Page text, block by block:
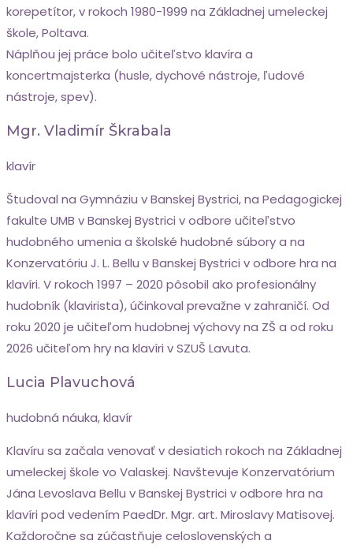
korepetítor, v rokoch 1980-1999 na Základnej umeleckej
škole, Poltava.
Náplňou jej práce bolo učiteľstvo klavíra a
koncertmajsterka (husle, dychové nástroje, ľudové
nástroje, spev).
Mgr. Vladimír Škrabala
klavír
Študoval na Gymnáziu v Banskej Bystrici, na Pedagogickej
fakulte UMB v Banskej Bystrici v odbore učiteľstvo
hudobného umenia a školské hudobné súbory a na
Konzervatóriu J. L. Bellu v Banskej Bystrici v odbore hra na
klavíri. V rokoch 1997 – 2020 pôsobil ako profesionálny
hudobník (klavirista), účinkoval prevažne v zahraničí. Od
roku 2020 je učiteľom hudobnej výchovy na ZŠ a od roku
2026 učiteľom hry na klavíri v SZUŠ Lavuta.
Lucia Plavuchová
hudobná náuka, klavír
Klavíru sa začala venovať v desiatich rokoch na Základnej
umeleckej škole vo Valaskej. Navštevuje Konzervatórium
Jána Levoslava Bellu v Banskej Bystrici v odbore hra na
klavíri pod vedením PaedDr. Mgr. art. Miroslavy Matisovej.
Každoročne sa zúčastňuje celoslovenských a